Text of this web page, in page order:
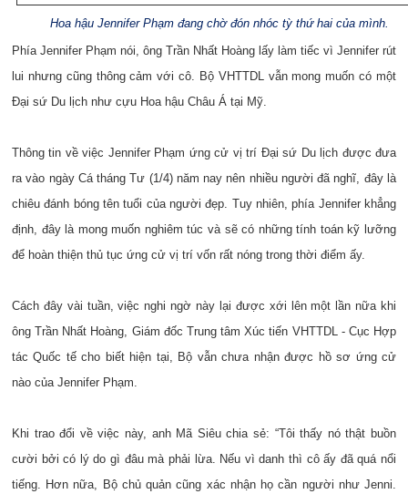
Hoa hậu Jennifer Phạm đang chờ đón nhóc tỳ thứ hai của mình.
Phía Jennifer Phạm nói, ông Trần Nhất Hoàng lấy làm tiếc vì Jennifer rút
lui nhưng cũng thông cảm với cô. Bộ VHTTDL vẫn mong muốn có một
Đại sứ Du lịch như cựu Hoa hậu Châu Á tại Mỹ.
Thông tin về việc Jennifer Phạm ứng cử vị trí Đại sứ Du lịch được đưa
ra vào ngày Cá tháng Tư (1/4) năm nay nên nhiều người đã nghĩ, đây là
chiêu đánh bóng tên tuổi của người đẹp. Tuy nhiên, phía Jennifer khẳng
định, đây là mong muốn nghiêm túc và sẽ có những tính toán kỹ lưỡng
để hoàn thiện thủ tục ứng cử vị trí vốn rất nóng trong thời điểm ấy.
Cách đây vài tuần, việc nghi ngờ này lại được xới lên một lần nữa khi
ông Trần Nhất Hoàng, Giám đốc Trung tâm Xúc tiến VHTTDL - Cục Hợp
tác Quốc tế cho biết hiện tại, Bộ vẫn chưa nhận được hồ sơ ứng cử
nào của Jennifer Phạm.
Khi trao đổi về việc này, anh Mã Siêu chia sẻ: “Tôi thấy nó thật buồn
cười bởi có lý do gì đâu mà phải lừa. Nếu vì danh thì cô ấy đã quá nổi
tiếng. Hơn nữa, Bộ chủ quản cũng xác nhận họ cần người như Jenni.